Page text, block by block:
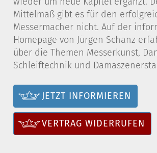
Mittelmaß gibt es für den
Messermacher nicht. Auf der
Homepage von Jürgen Schanz
über die Themen Messerkunst,
Schleiftechnik und
JETZT INFORMIEREN
VERTRAG WIDERRUFEN